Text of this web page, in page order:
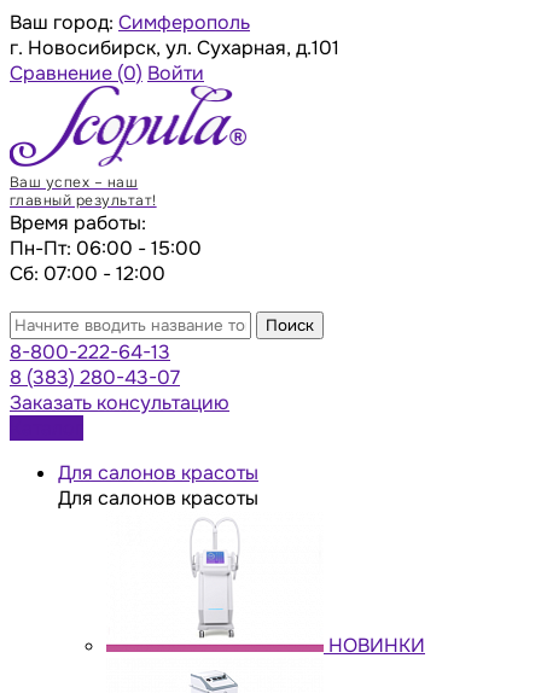
Ваш город: Симферополь
г. Новосибирск, ул. Сухарная, д.101
Сравнение (0) Войти
Ваш успех – наш
главный результат!
Время работы:
Пн-Пт: 06:00 - 15:00
Сб: 07:00 - 12:00
Поиск
8-800-222-64-13
8 (383) 280-43-07
Заказать консультацию
Для салонов красоты
Для салонов красоты
НОВИНКИ